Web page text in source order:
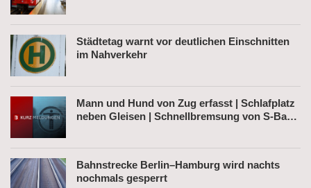
Städtetag warnt vor deutlichen Einschnitten
im Nahverkehr
Mann und Hund von Zug erfasst | Schlafplatz
neben Gleisen | Schnellbremsung von S-Bahn
Bahnstrecke Berlin–Hamburg wird nachts
nochmals gesperrt